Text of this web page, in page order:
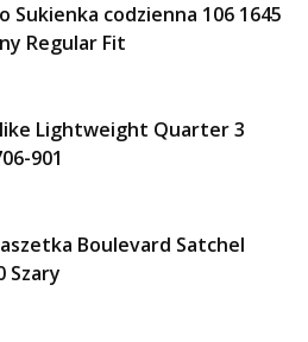
Sukienka codzienna 106 1645
Regular Fit
Lightweight Quarter 3
901
Boulevard Satchel
Szary